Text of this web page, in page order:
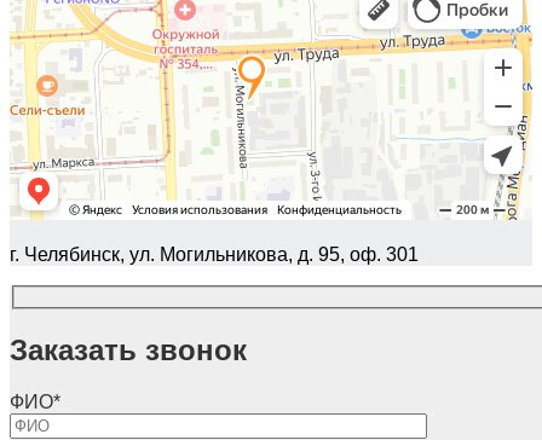
г. Челябинск, ул. Могильникова, д. 95, оф. 301
Заказать звонок
ФИО*